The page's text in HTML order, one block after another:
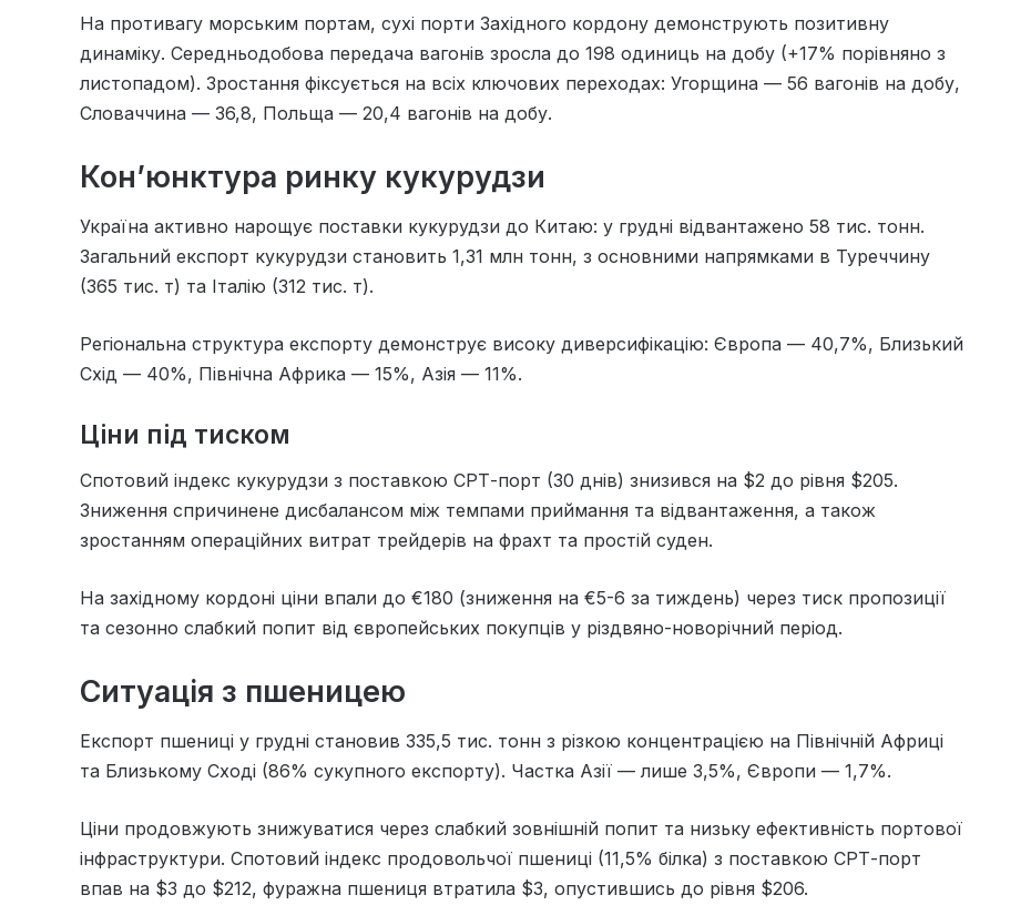
На противагу морським портам, сухі порти Західного кордону демонструють позитивну
динаміку. Середньодобова передача вагонів зросла до 198 одиниць на добу (+17% порівняно з
листопадом). Зростання фіксується на всіх ключових переходах: Угорщина — 56 вагонів на добу,
Словаччина — 36,8, Польща — 20,4 вагонів на добу.
Кон’юнктура ринку кукурудзи
Україна активно нарощує поставки кукурудзи до Китаю: у грудні відвантажено 58 тис. тонн.
Загальний експорт кукурудзи становить 1,31 млн тонн, з основними напрямками в Туреччину
(365 тис. т) та Італію (312 тис. т).
Регіональна структура експорту демонструє високу диверсифікацію: Європа — 40,7%, Близький
Схід — 40%, Північна Африка — 15%, Азія — 11%.
Ціни під тиском
Спотовий індекс кукурудзи з поставкою СРТ-порт (30 днів) знизився на $2 до рівня $205.
Зниження спричинене дисбалансом між темпами приймання та відвантаження, а також
зростанням операційних витрат трейдерів на фрахт та простій суден.
На західному кордоні ціни впали до €180 (зниження на €5-6 за тиждень) через тиск пропозиції
та сезонно слабкий попит від європейських покупців у різдвяно-новорічний період.
Ситуація з пшеницею
Експорт пшениці у грудні становив 335,5 тис. тонн з різкою концентрацією на Північній Африці
та Близькому Сході (86% сукупного експорту). Частка Азії — лише 3,5%, Європи — 1,7%.
Ціни продовжують знижуватися через слабкий зовнішній попит та низьку ефективність портової
інфраструктури. Спотовий індекс продовольчої пшениці (11,5% білка) з поставкою СРТ-порт
впав на $3 до $212, фуражна пшениця втратила $3, опустившись до рівня $206.